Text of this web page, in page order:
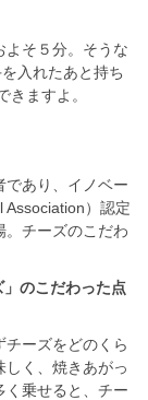
よそ５分。そうな
入れたあと持ち
きますよ。
であり、イノベー
Association）認定
。チーズのこだわ
のこだわった点
ーズをどのくら
く、焼きあがっ
乗せると、チー